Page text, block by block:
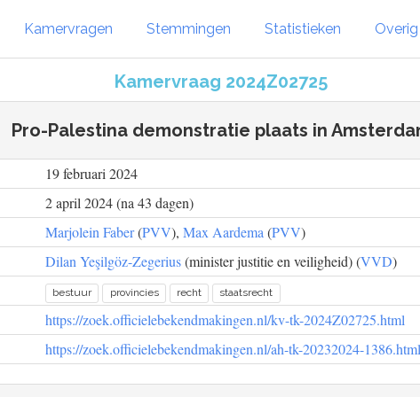
Kamervragen Stemmingen Statistieken Overig
Kamervraag 2024Z02725
Pro-Palestina demonstratie plaats in
19 februari 2024
2 april 2024 (na 43 dagen)
Marjolein Faber(PVV), Max Aardema (PVV)
Dilan Yeşilgöz-Zegerius(minister justitie en veiligheid) (VVD)
bestuur provincies recht staatsrecht
https://zoek.officielebekendmakingen.nl/kv-tk-2024Z02725.html
https://zoek.officielebekendmakingen.nl/ah-tk-20232024-1386.html